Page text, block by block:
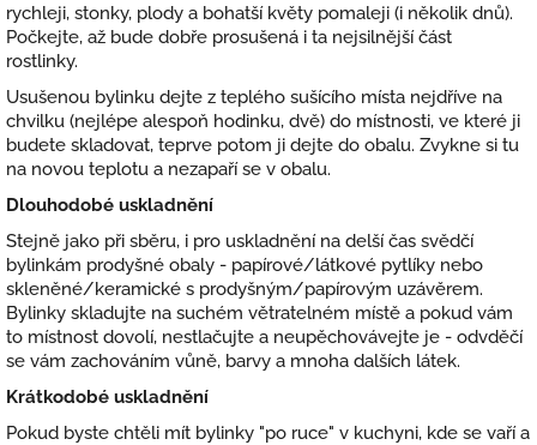
rychleji, stonky, plody a bohatší květy pomaleji (i několik dnů).
Počkejte, až bude dobře prosušená i ta nejsilnější část
rostlinky.
Usušenou bylinku dejte z teplého sušícího místa nejdříve na
chvilku (nejlépe alespoň hodinku, dvě) do místnosti, ve které ji
budete skladovat, teprve potom ji dejte do obalu. Zvykne si tu
na novou teplotu a nezapaří se v obalu.
Dlouhodobé uskladnění
Stejně jako při sběru, i pro uskladnění na delší čas svědčí
bylinkám prodyšné obaly - papírové/látkové pytlíky nebo
skleněné/keramické s prodyšným/papírovým uzávěrem.
Bylinky skladujte na suchém větratelném místě a pokud vám
to místnost dovolí, nestlačujte a neupěchovávejte je - odvděčí
se vám zachováním vůně, barvy a mnoha dalších látek.
Krátkodobé uskladnění
Pokud byste chtěli mít bylinky "po ruce" v kuchyni, kde se vaří a